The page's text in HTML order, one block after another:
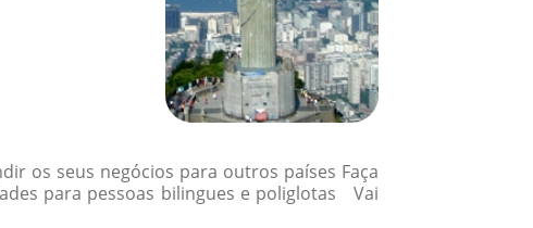
os seus negócios para outros países Faça
para pessoas bilingues e poliglotas Vai